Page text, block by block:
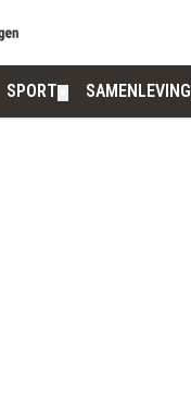
SPORT SAMENLEVING